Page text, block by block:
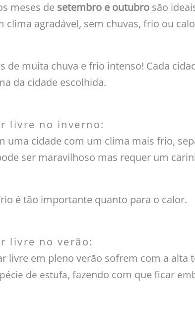
meses de setembro e outubro são
clima agradável, sem chuvas, frio ou
de muita chuva e frio intenso! Cada
da cidade escolhida.
livre no inverno:
uma cidade com um clima mais frio,
ser maravilhoso mas requer um
é tão importante quanto para o calor.
livre no verão:
livre em pleno verão sofrem com a alta
de estufa, fazendo com que ficar